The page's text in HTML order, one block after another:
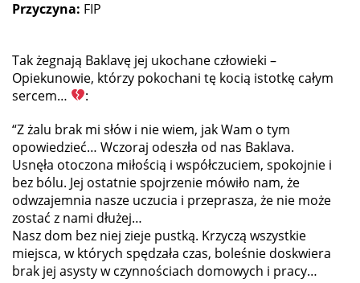
Przyczyna: FIP
Tak żegnają Baklavę jej ukochane człowieki –
Opiekunowie, którzy pokochani tę kocią istotkę całym
sercem…
:
“Z żalu brak mi słów i nie wiem, jak Wam o tym
opowiedzieć… Wczoraj odeszła od nas Baklava.
Usnęła otoczona miłością i współczuciem, spokojnie i
bez bólu. Jej ostatnie spojrzenie mówiło nam, że
odwzajemnia nasze uczucia i przeprasza, że nie może
zostać z nami dłużej…
Nasz dom bez niej zieje pustką. Krzyczą wszystkie
miejsca, w których spędzała czas, boleśnie doskwiera
brak jej asysty w czynnościach domowych i pracy…